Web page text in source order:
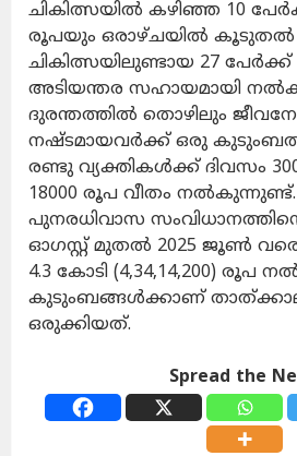
ചികിത്സയിൽ കഴിഞ്ഞ 10
രൂപയും ഒരാഴ്ചയിൽ കൂടുതൽ
ചികിത്സയിലുണ്ടായ 27 പേർക്ക്
അടിയന്തര സഹായമായി
ദുരന്തത്തിൽ തൊഴിലും
നഷ്ടമായവർക്ക് ഒരു
രണ്ടു വ്യക്തികൾക്ക് ദിവസം
18000 രൂപ വീതം
പുനരധിവാസ
ഓഗസ്റ്റ് മുതൽ 2025 ജൂൺ
4.3 കോടി (4,34,14,200) രൂപ
കുടുംബങ്ങൾക്കാണ്
ഒരുക്കിയത്.
Spread the